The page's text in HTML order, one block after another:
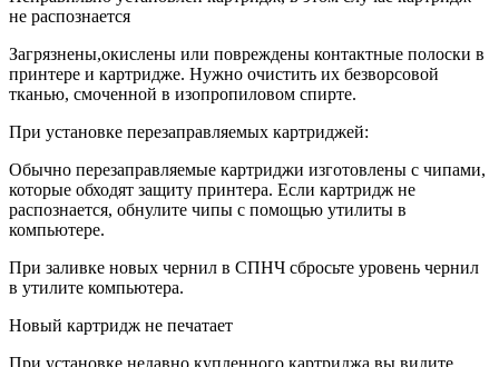
не распознается
Загрязнены,окислены или повреждены контактные полоски в
принтере и картридже. Нужно очистить их безворсовой
тканью, смоченной в изопропиловом спирте.
При установке перезаправляемых картриджей:
Обычно перезаправляемые картриджи изготовлены с чипами,
которые обходят защиту принтера. Если картридж не
распознается, обнулите чипы с помощью утилиты в
компьютере.
При заливке новых чернил в СПНЧ сбросьте уровень чернил
в утилите компьютера.
Новый картридж не печатает